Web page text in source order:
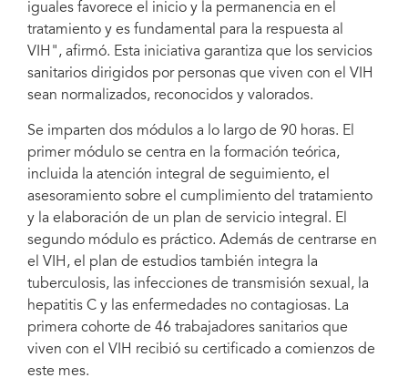
iguales favorece el inicio y la permanencia en el
tratamiento y es fundamental para la respuesta al
VIH", afirmó. Esta iniciativa garantiza que los servicios
sanitarios dirigidos por personas que viven con el VIH
sean normalizados, reconocidos y valorados.
Se imparten dos módulos a lo largo de 90 horas. El
primer módulo se centra en la formación teórica,
incluida la atención integral de seguimiento, el
asesoramiento sobre el cumplimiento del tratamiento
y la elaboración de un plan de servicio integral. El
segundo módulo es práctico. Además de centrarse en
el VIH, el plan de estudios también integra la
tuberculosis, las infecciones de transmisión sexual, la
hepatitis C y las enfermedades no contagiosas. La
primera cohorte de 46 trabajadores sanitarios que
viven con el VIH recibió su certificado a comienzos de
este mes.